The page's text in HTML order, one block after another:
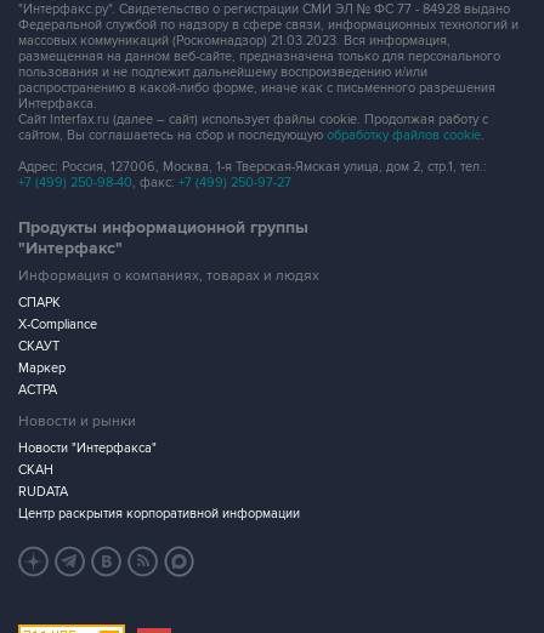
"Интерфакс.ру". Свидетельство о регистрации СМИ ЭЛ № ФС 77 - 84928 выдано
Федеральной службой по надзору в сфере связи, информационных технологий и
массовых коммуникаций (Роскомнадзор) 21.03.2023. Вся информация,
размещенная на данном веб-сайте, предназначена только для персонального
пользования и не подлежит дальнейшему воспроизведению и/или
распространению в какой-либо форме, иначе как с письменного разрешения
Интерфакса.
Сайт Interfax.ru (далее – сайт) использует файлы cookie. Продолжая работу с
сайтом, Вы соглашаетесь на сбор и последующую обработку файлов cookie.
Адрес: Россия, 127006, Москва, 1-я Тверская-Ямская улица, дом 2, стр.1, тел.:
+7 (499) 250-98-40, факс: +7 (499) 250-97-27
Продукты информационной группы
"Интерфакс"
Информация о компаниях, товарах и людях
СПАРК
X-Compliance
СКАУТ
Маркер
АСТРА
Новости и рынки
Новости "Интерфакса"
СКАН
RUDATA
Центр раскрытия корпоративной информации